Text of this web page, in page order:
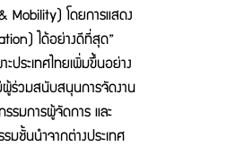
Mobility) โดยการแสดง
ได้อย่างดีที่สุด”
ประเทศไทยเพิ่มขึ้นอย่าง
ร่วมสนับสนุนการจัดงาน
รมการผู้จัดการ และ
ชั้นนำจากต่างประเทศ